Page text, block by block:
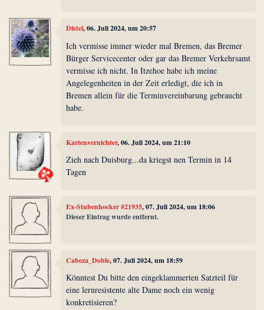
Distel, 06. Juli 2024, um 20:57
Ich vermisse immer wieder mal Bremen, das Bremer
Bürger Servicecenter oder gar das Bremer Verkehrsamt
vermisse ich nicht. In Itzehoe habe ich meine
Angelegenheiten in der Zeit erledigt, die ich in
Bremen allein für die Terminvereinbarung gebraucht
habe.
Kartenvernichter, 06. Juli 2024, um 21:10
Zieh nach Duisburg...da kriegst nen Termin in 14
Tagen
Ex-Stubenhocker #21935, 07. Juli 2024, um 18:06
Dieser Eintrag wurde entfernt.
Cabeza_Doble, 07. Juli 2024, um 18:59
Könntest Du bitte den eingeklammerten Satzteil für
eine lernresistente alte Dame noch ein wenig
konkretisieren?